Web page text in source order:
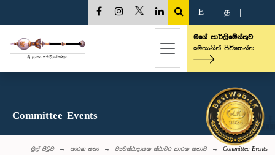
E த
මගේ පාර්ලිමේන්තුව
මෙතැනින් පිවිසෙන්න
Committee Events
මුල් පිටුව කාරක සභා ව්‍යවස්ථාදායක ස්ථාවර කාරක සභාව Committee Events